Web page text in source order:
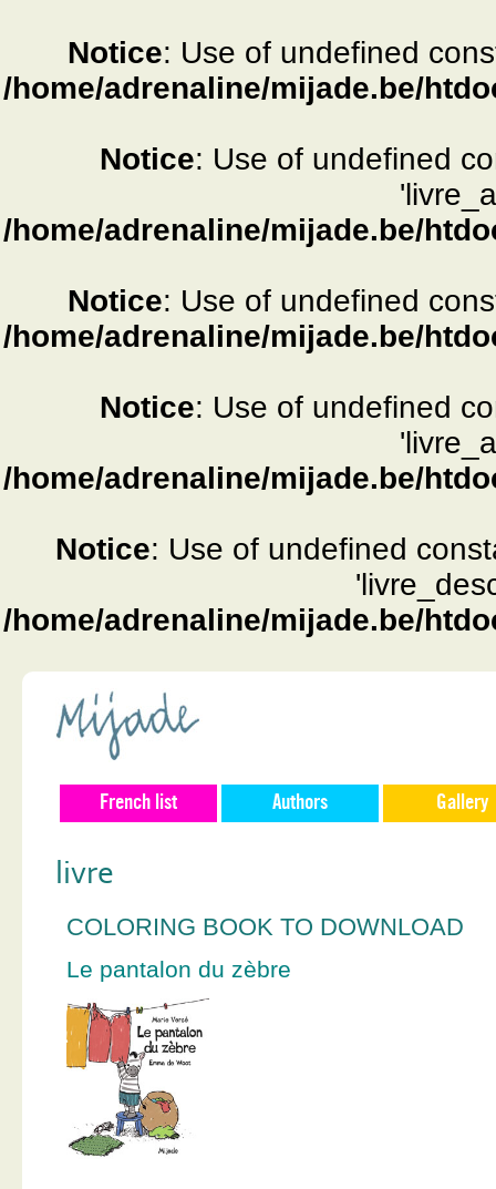
Notice: Use of undefined
/home/adrenaline/mijade.be/
Notice: Use of undefined
/home/adrenaline/mijade.be/
Notice: Use of undefined
/home/adrenaline/mijade.be/
Notice: Use of undefined
/home/adrenaline/mijade.be/
Notice: Use of undefined
/home/adrenaline/mijade.be/
French list Authors Gallery
livre
COLORING BOOK TO DOWNLOAD
Le pantalon du zèbre